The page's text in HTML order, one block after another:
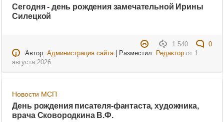
Сегодня - день рождения замечательной Ирины
Силецкой
1 540
0
Автор: Администрация сайта| Разместил: Редакторот 1
августа 2026
Новости МСП
День рождения писателя-фантаста, художника,
врача Сковородкина В.Ф.